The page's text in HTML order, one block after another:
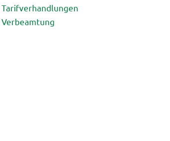
Tarifverhandlungen
Verbeamtung